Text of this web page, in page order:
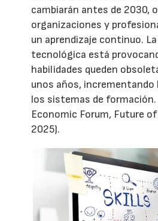
cambiarán antes de 2030,
organizaciones y
un aprendizaje continuo.
tecnológica está
habilidades queden
unos años, incrementando
los sistemas de formación.
Economic Forum, Future
2025).